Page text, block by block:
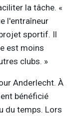
la tâche. «
l'entraîneur
sportif. Il
est moins
clubs. »
Anderlecht. À
bénéficié
du temps. Lors